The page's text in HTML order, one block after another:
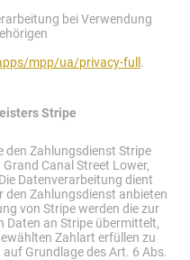
bei Verwendung
mpp/ua/privacy-full .
Stripe
den Zahlungsdienst Stripe
Canal Street Lower,
Datenverarbeitung dient
den Zahlungsdienst anbieten
von Stripe werden die zur
an Stripe übermittelt,
Zahlart erfüllen zu
Grundlage des Art. 6 Abs.